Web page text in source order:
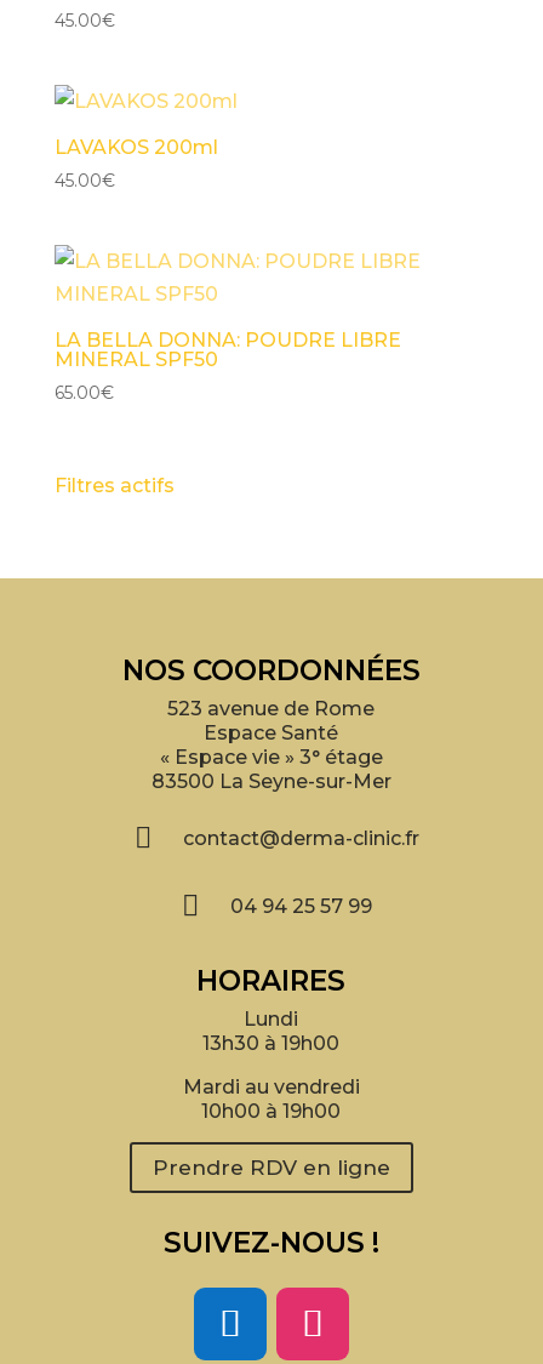
45.00€
LAVAKOS 200ml
45.00€
LA BELLA DONNA: POUDRE LIBRE
MINERAL SPF50
65.00€
Filtres actifs
NOS COORDONNÉES
523 avenue de Rome
Espace Santé
« Espace vie » 3° étage
83500 La Seyne-sur-Mer
 contact@derma-clinic.fr
 04 94 25 57 99
HORAIRES
Lundi
13h30 à 19h00
Mardi au vendredi
10h00 à 19h00
Prendre RDV en ligne
SUIVEZ-NOUS !